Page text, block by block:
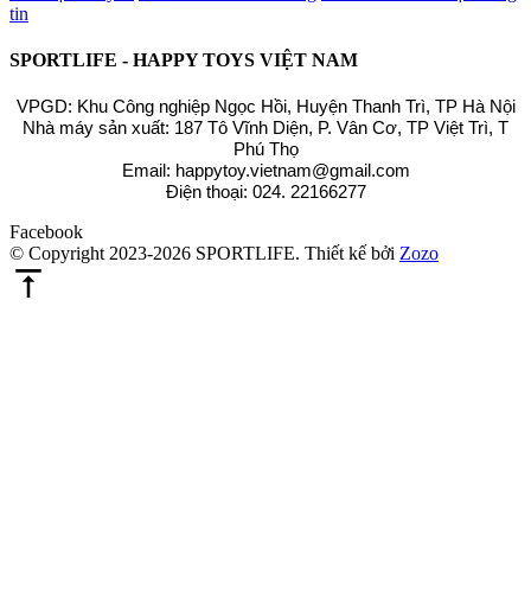
tin
SPORTLIFE - HAPPY TOYS VIỆT NAM
VPGD: Khu Công nghiệp Ngọc Hồi, Huyện Thanh Trì, TP Hà Nội
Nhà máy sản xuất: 187 Tô Vĩnh Diện, P. Vân Cơ, TP Việt Trì, T
Phú Thọ
Email: happytoy.vietnam@gmail.com
Điện thoại: 024. 22166277
Facebook
© Copyright 2023-2026 SPORTLIFE. Thiết kế bởi Zozo